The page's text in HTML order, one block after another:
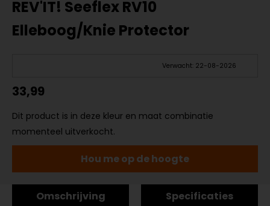
REV'IT! Seeflex RV10
Elleboog/Knie Protector
Verwacht: 22-08-2026
33,99
Dit product is in deze kleur en maat combinatie
momenteel uitverkocht.
Hou me op de hoogte
Omschrijving Specificaties